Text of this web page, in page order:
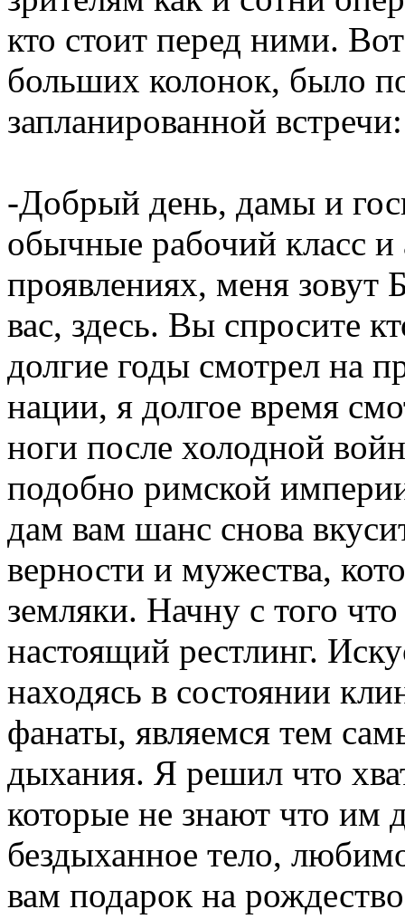
кто стоит перед ними.
больших колонок, было
запланированной встречи:
-Добрый день, дамы и
обычные рабочий класс и
проявлениях, меня зовут
вас, здесь. Вы спросите
долгие годы смотрел на
нации, я долгое время
ноги после холодной
подобно римской
дам вам шанс снова
верности и мужества,
земляки. Начну с того
настоящий рестлинг.
находясь в состоянии
фанаты, являемся тем
дыхания. Я решил что
которые не знают что им
бездыханное тело,
вам подарок на